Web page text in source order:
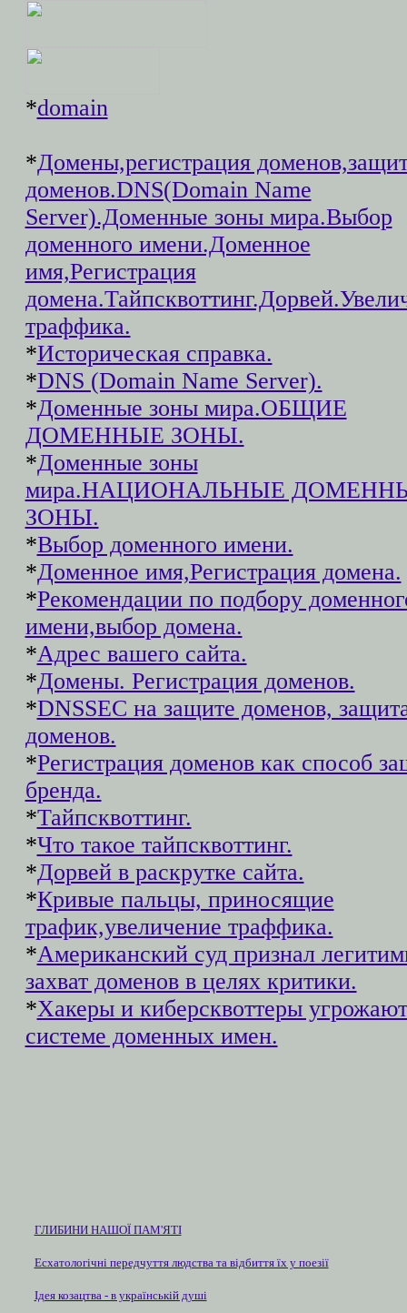
*domain
*Домены,регистрация
доменов.DNS(Domain Name
Server).Доменные зоны мира.Выбор
доменного имени.Доменное
имя,Регистрация
траффика.
*Историческая справка.
*DNS (Domain Name Server).
*Доменные зоны мира.ОБЩИЕ
ДОМЕННЫЕ ЗОНЫ.
*Доменные зоны
мира.НАЦИОНАЛЬНЫЕ
ЗОНЫ.
*Выбор доменного имени.
*Доменное имя,Регистрация домена.
*Рекомендации по подбору
имени,выбор домена.
*Адрес вашего сайта.
*Домены. Регистрация доменов.
*DNSSEC на защите доменов,
доменов.
*Регистрация доменов как способ
бренда.
*Тайпсквоттинг.
*Что такое тайпсквоттинг.
*Дорвей в раскрутке сайта.
*Кривые пальцы, приносящие
трафик,увеличение траффика.
*Американский суд признал
захват доменов в целях критики.
*Хакеры и киберсквоттеры угрожают
системе доменных имен.
ГЛИБИНИ НАШОЇ ПАМ'ЯТІ
Есхатологічні передчуття людства та відбиття їх у поезії
Ідея козацтва - в українській душі